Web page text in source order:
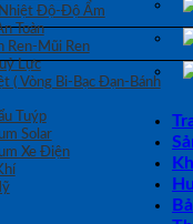
Độ-Độ Ẩm
Toàn
Ren-Mũi Ren
Lực
( Vòng Bi-Bạc Đạn-Bánh
Tuýp
Solar
Xe Điện